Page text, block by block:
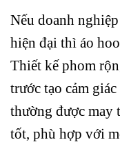
Nếu doanh
hiện đại thì áo
Thiết kế phom
trước tạo cảm
thường được may
tốt, phù hợp với